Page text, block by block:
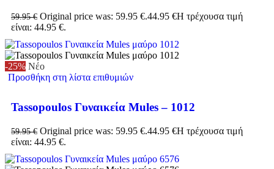
59.95€ Original price was: 59.95 €.44.95 €Η τρέχουσα τιμή
είναι: 44.95 €.
-25% Νέο
Προσθήκη στη λίστα επιθυμιών
Tassopoulos Γυναικεία Mules – 1012
59.95€ Original price was: 59.95 €.44.95 €Η τρέχουσα τιμή
είναι: 44.95 €.